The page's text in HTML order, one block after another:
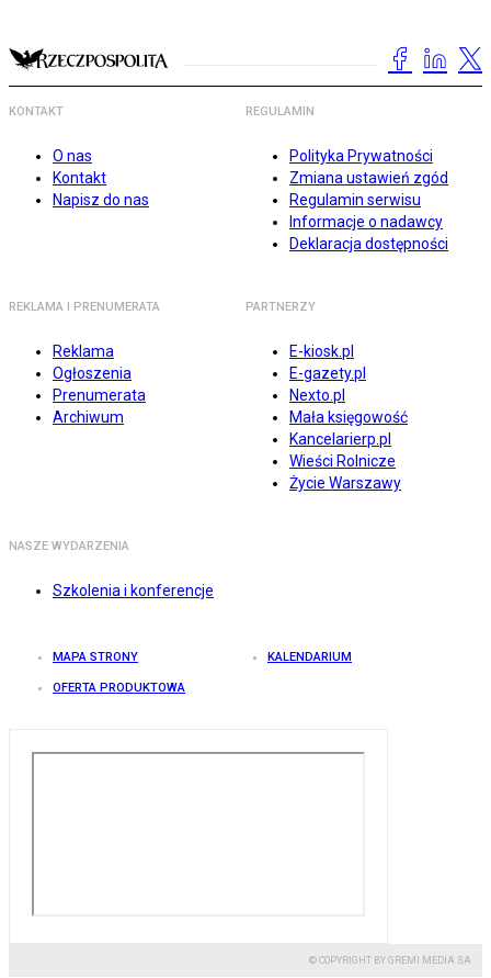
KONTAKT
O nas
Kontakt
Napisz do nas
REGULAMIN
Polityka Prywatności
Zmiana ustawień zgód
Regulamin serwisu
Informacje o nadawcy
Deklaracja dostępności
REKLAMA I PRENUMERATA
Reklama
Ogłoszenia
Prenumerata
Archiwum
PARTNERZY
E-kiosk.pl
E-gazety.pl
Nexto.pl
Mała księgowość
Kancelarierp.pl
Wieści Rolnicze
Życie Warszawy
NASZE WYDARZENIA
Szkolenia i konferencje
MAPA STRONY KALENDARIUM
OFERTA PRODUKTOWA
© COPYRIGHT BY GREMI MEDIA SA